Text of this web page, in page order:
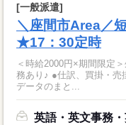
[一般派遣]
＼座間市Area／
★17：30定時
＜時給2000円×期間限定
務あり♪ ●仕訳、買掛・売
データのまと...
英語・英文事務